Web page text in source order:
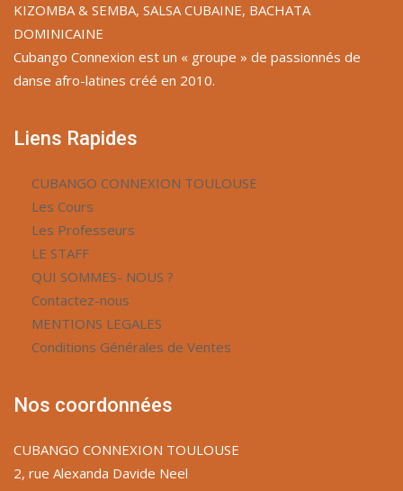
KIZOMBA & SEMBA, SALSA CUBAINE, BACHATA
DOMINICAINE
Cubango Connexion est un « groupe » de passionnés de
danse afro-latines créé en 2010.
Liens Rapides
CUBANGO CONNEXION TOULOUSE
Les Cours
Les Professeurs
LE STAFF
QUI SOMMES- NOUS ?
Contactez-nous
MENTIONS LEGALES
Conditions Générales de Ventes
Nos coordonnées
CUBANGO CONNEXION TOULOUSE
2, rue Alexanda Davide Neel